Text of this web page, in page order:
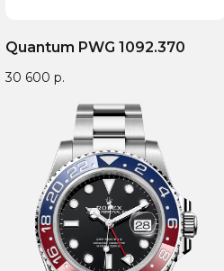
Quantum PWG 1092.370
30 600 р.